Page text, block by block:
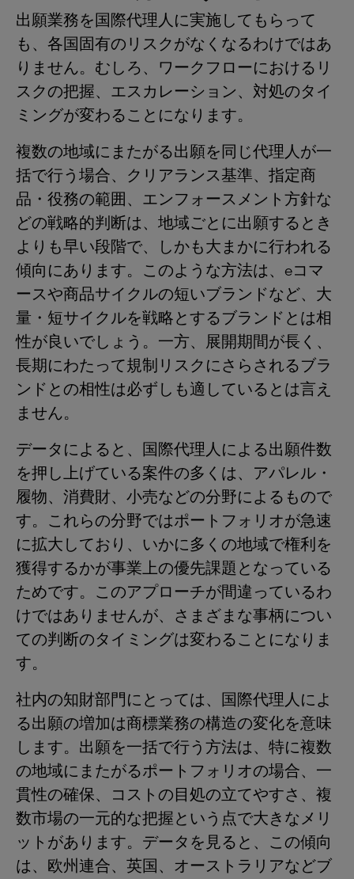
出願業務を国際代理人に実施してもらって
も、各国固有のリスクがなくなるわけではあ
りません。むしろ、ワークフローにおけるリ
スクの把握、エスカレーション、対処のタイ
ミングが変わることになります。
複数の地域にまたがる出願を同じ代理人が一
括で行う場合、クリアランス基準、指定商
品・役務の範囲、エンフォースメント方針な
どの戦略的判断は、地域ごとに出願するとき
よりも早い段階で、しかも大まかに行われる
傾向にあります。このような方法は、eコマ
ースや商品サイクルの短いブランドなど、大
量・短サイクルを戦略とするブランドとは相
性が良いでしょう。一方、展開期間が長く、
長期にわたって規制リスクにさらされるブラ
ンドとの相性は必ずしも適しているとは言え
ません。
データによると、国際代理人による出願件数
を押し上げている案件の多くは、アパレル・
履物、消費財、小売などの分野によるもので
す。これらの分野ではポートフォリオが急速
に拡大しており、いかに多くの地域で権利を
獲得するかが事業上の優先課題となっている
ためです。このアプローチが間違っているわ
けではありませんが、さまざまな事柄につい
ての判断のタイミングは変わることになりま
す。
社内の知財部門にとっては、国際代理人によ
る出願の増加は商標業務の構造の変化を意味
します。出願を一括で行う方法は、特に複数
の地域にまたがるポートフォリオの場合、一
貫性の確保、コストの目処の立てやすさ、複
数市場の一元的な把握という点で大きなメリ
ットがあります。データを見ると、この傾向
は、欧州連合、英国、オーストラリアなどブ